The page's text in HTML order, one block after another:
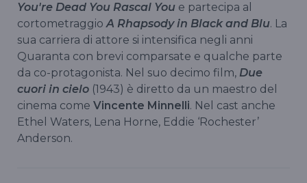
You're Dead You Rascal You e partecipa al
cortometraggioA Rhapsody in Black and Blu. La
sua carriera di attore si intensifica negli anni
Quaranta con brevi comparsate e qualche parte
da co-protagonista. Nel suo decimo film, Due
cuori in cielo (1943) è diretto da un maestro del
cinema come Vincente Minnelli. Nel cast anche
Ethel Waters, Lena Horne, Eddie ‘Rochester’
Anderson.